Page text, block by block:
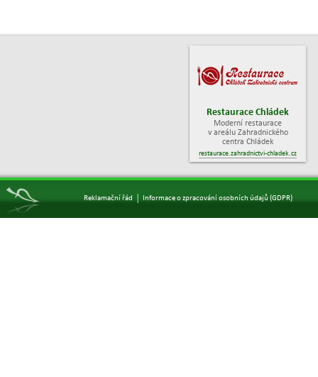
Restaurace Chládek
Moderní restaurace
v areálu Zahradnického
centra Chládek
restaurace.zahradnictvi-chladek.cz
Reklamační řád Informace o zpracování osobních údajů (GDPR)